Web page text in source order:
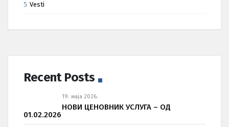
Vesti
Recent Posts
19. маја 2026.
НОВИ ЦЕНОВНИК УСЛУГА – ОД
01.02.2026